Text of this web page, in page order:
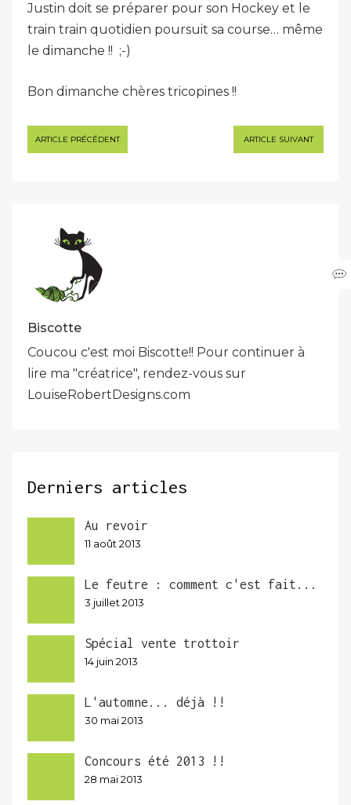
Justin doit se préparer pour son Hockey et le
train train quotidien poursuit sa course… même
le dimanche !! ;-)
Bon dimanche chères tricopines !!
Navigation
de
ARTICLE PRÉCÉDENT ARTICLE SUIVANT
Biscotte
Coucou c'est moi Biscotte!! Pour continuer à
lire ma "créatrice", rendez-vous sur
LouiseRobertDesigns.com
Derniers articles
Au revoir
11 août 2013
Le feutre : comment c'est fait...
3 juillet 2013
Spécial vente trottoir
14 juin 2013
L'automne... déjà !!
30 mai 2013
Concours été 2013 !!
28 mai 2013